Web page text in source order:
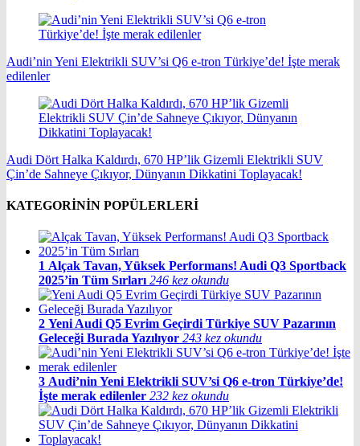
Audi’nin Yeni Elektrikli SUV’si Q6 e-tron Türkiye’de! İşte merak
edilenler
Audi Dört Halka Kaldırdı, 670 HP’lik Gizemli Elektrikli SUV
Çin’de Sahneye Çıkıyor, Dünyanın Dikkatini Toplayacak!
KATEGORİNİN POPÜLERLERİ
1 Alçak Tavan, Yüksek Performans! Audi Q3 Sportback
2025’in Tüm Sırları 246 kez okundu
2 Yeni Audi Q5 Evrim Geçirdi Türkiye SUV Pazarının
Geleceği Burada Yazılıyor 243 kez okundu
3 Audi’nin Yeni Elektrikli SUV’si Q6 e-tron Türkiye’de!
İşte merak edilenler 232 kez okundu